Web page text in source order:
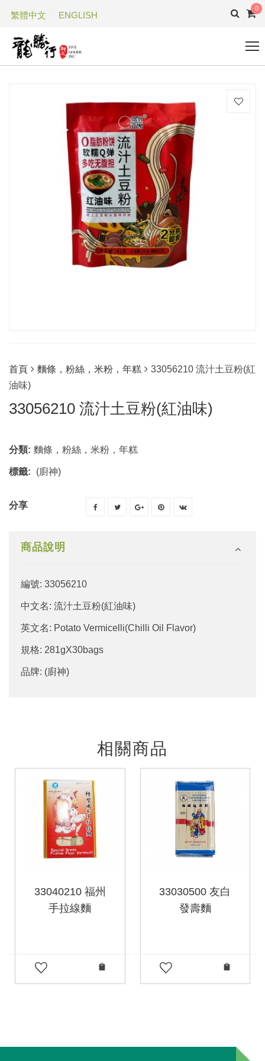
繁體中文 ENGLISH
0
首頁 麵條，粉絲，米粉，年糕
33056210 流汁土豆粉(紅
油味)
33056210 流汁土豆粉(紅油味)
分類: 麵條，粉絲，米粉，年糕
標籤: (廚神)
分享
商品說明
編號: 33056210
中文名: 流汁土豆粉(紅油味)
英文名: Potato Vermicelli(Chilli Oil Flavor)
規格: 281gX30bags
品牌: (廚神)
相關商品
33040210 福州
手拉線麵
33030500 友白
發壽麵